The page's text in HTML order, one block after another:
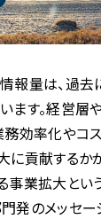
報量は、過去
ます。経営層
効率化やコ
に貢献するか
事業拡大と
発のメッセ